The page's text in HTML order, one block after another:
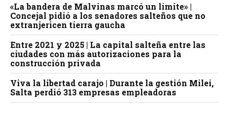
«La bandera de Malvinas marcó un límite» |
Concejal pidió a los senadores salteños que no
extranjericen tierra gaucha
Entre 2021 y 2025 | La capital salteña entre las
ciudades con más autorizaciones para la
construcción privada
Viva la libertad carajo | Durante la gestión Milei,
Salta perdió 313 empresas empleadoras